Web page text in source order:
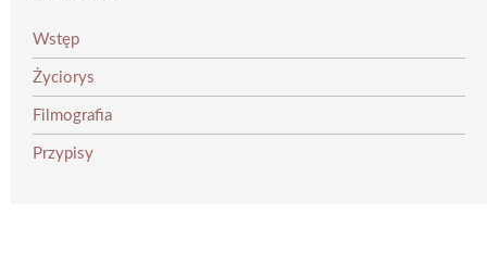
Wstęp
Życiorys
Filmografia
Przypisy